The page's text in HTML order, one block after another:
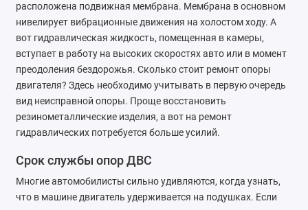
расположена подвижная мембрана. Мембрана в основном
нивелирует вибрационные движения на холостом ходу. А
вот гидравлическая жидкость, помещенная в камеры,
вступает в работу на высоких скоростях авто или в момент
преодоления бездорожья. Сколько стоит ремонт опоры
двигателя? Здесь необходимо учитывать в первую очередь
вид неисправной опоры. Проще восстановить
резинометаллические изделия, а вот на ремонт
гидравлических потребуется больше усилий.
Срок службы опор ДВС
Многие автомобилисты сильно удивляются, когда узнать,
что в машине двигатель удерживается на подушках. Если